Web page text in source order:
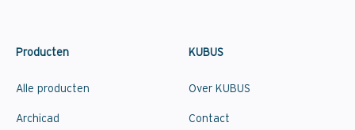
Producten
Alle producten
Archicad
KUBUS
Over KUBUS
Contact